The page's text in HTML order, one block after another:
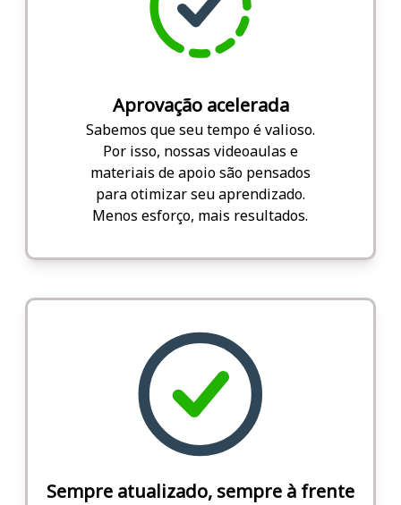
Aprovação acelerada
Sabemos que seu tempo é valioso.
Por isso, nossas videoaulas e
materiais de apoio são pensados
para otimizar seu aprendizado.
Menos esforço, mais resultados.
Sempre atualizado, sempre à frente